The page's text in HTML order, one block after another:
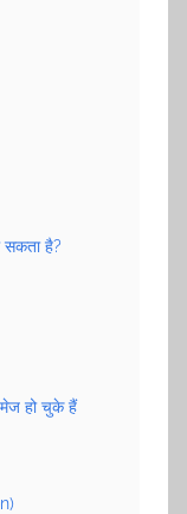
सकता है?
हो चुके हैं